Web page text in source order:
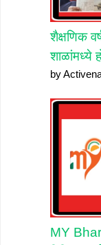
शैक्षणिक
शाळांमध्ये
by
MY